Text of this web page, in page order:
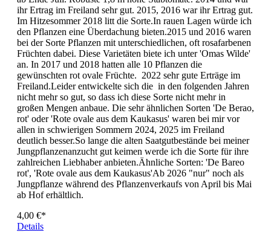
ihr Ertrag im Freiland sehr gut. 2015, 2016 war ihr Ertrag gut.
Im Hitzesommer 2018 litt die Sorte.In rauen Lagen würde ich
den Pflanzen eine Überdachung bieten.2015 und 2016 waren
bei der Sorte Pflanzen mit unterschiedlichen, oft rosafarbenen
Früchten dabei. Diese Varietäten biete ich unter 'Omas Wilde'
an. In 2017 und 2018 hatten alle 10 Pflanzen die
gewünschten rot ovale Früchte. 2022 sehr gute Erträge im
Freiland.Leider entwickelte sich die in den folgenden Jahren
nicht mehr so gut, so dass ich diese Sorte nicht mehr in
großen Mengen anbaue. Die sehr ähnlichen Sorten 'De Berao,
rot' oder 'Rote ovale aus dem Kaukasus' waren bei mir vor
allen in schwierigen Sommern 2024, 2025 im Freiland
deutlich besser.So lange die alten Saatgutbestände bei meiner
Jungpflanzenanzucht gut keimen werde ich die Sorte für ihre
zahlreichen Liebhaber anbieten.Ähnliche Sorten: 'De Bareo
rot', 'Rote ovale aus dem Kaukasus'Ab 2026 "nur" noch als
Jungpflanze während des Pflanzenverkaufs von April bis Mai
ab Hof erhältlich.
4,00 €*
Details